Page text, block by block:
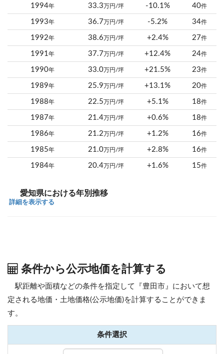
1994年 33.3 万円/坪 -10.1% 40件
1993年 36.7 万円/坪 -5.2% 34件
1992年 38.6 万円/坪 +2.4% 27件
1991年 37.7 万円/坪 +12.4% 24件
1990年 33.0 万円/坪 +21.5% 23件
1989年 25.9 万円/坪 +13.1% 20件
1988年 22.5 万円/坪 +5.1% 18件
1987年 21.4 万円/坪 +0.6% 18件
1986年 21.2 万円/坪 +1.2% 16件
1985年 21.0 万円/坪 +2.8% 16件
1984年 20.4 万円/坪 +1.6% 15件
愛知県における年別推移
詳細を表示する
条件から公示地価を計算する
駅距離や面積などの条件を指定して『豊田市』において想
定される地価・土地価格(公示地価)を計算することができま
す。
条件選択